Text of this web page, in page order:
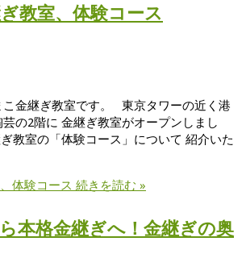
教室、体験コース
こ金継ぎ教室です。 東京タワーの近く港
の2階に 金継ぎ教室がオープンしまし
教室の「体験コース」について 紹介いた
体験コース 続きを読む »
本格金継ぎへ！金継ぎの奥